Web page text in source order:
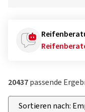
20437passende